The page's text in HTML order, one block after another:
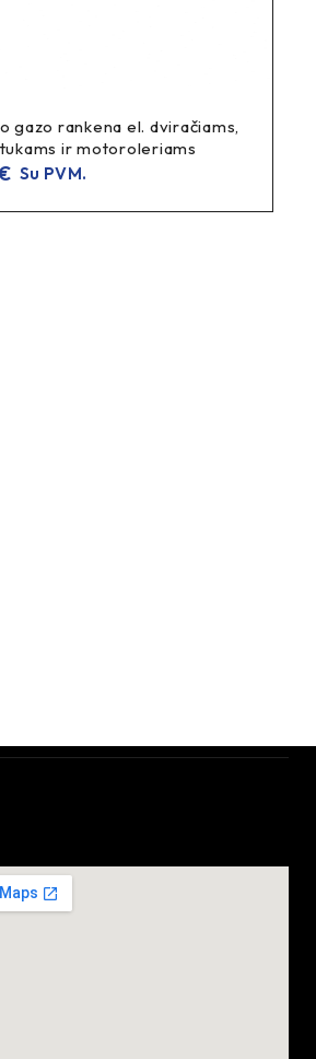
laiko.
gazo rankena el. dviračiams,
ir motoroleriams
Su PVM.